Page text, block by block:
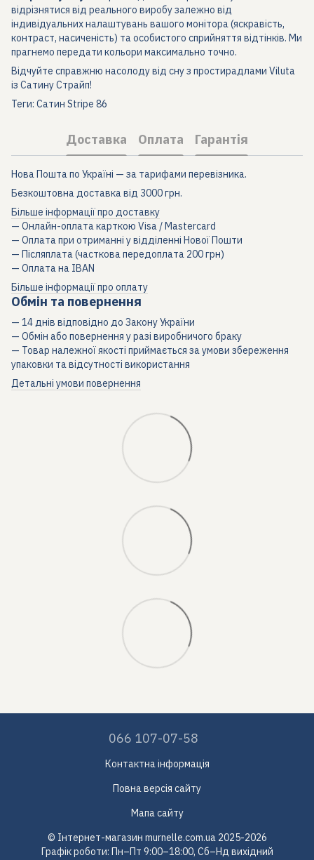
відрізнятися від реального виробу залежно від
індивідуальних налаштувань вашого монітора (яскравість,
контраст, насиченість) та особистого сприйняття відтінків. Ми
прагнемо передати кольори максимально точно.
Відчуйте справжню насолоду від сну з простирадлами Viluta
із Сатину Страйп!
Теги: Сатин Stripe 86
Доставка Оплата Гарантія
Нова Пошта по Україні — за тарифами перевізника.
Безкоштовна доставка від 3000 грн.
Більше інформації про доставку
— Онлайн-оплата карткою Visa / Mastercard
— Оплата при отриманні у відділенні Нової Пошти
— Післяплата (часткова передоплата 200 грн)
— Оплата на IBAN
Більше інформації про оплату
Обмін та повернення
— 14 днів відповідно до Закону України
— Обмін або повернення у разі виробничого браку
— Товар належної якості приймається за умови збереження
упаковки та відсутності використання
Детальні умови повернення
066 107-07-58
Контактна інформація
Повна версія сайту
Мапа сайту
© Інтернет-магазин murnelle.com.ua 2025-2026
Графік роботи: Пн–Пт 9:00–18:00, Сб–Нд вихідний